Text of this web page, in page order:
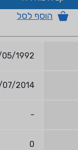
הוסף לסל
05/1992
2014
-
0